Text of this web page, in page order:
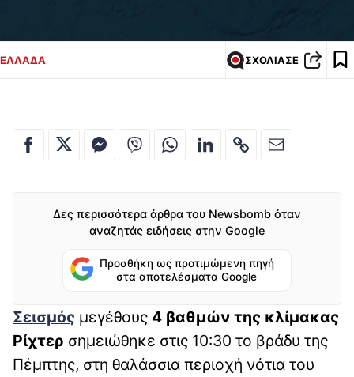
ΕΛΛΑΔΑ ΣΧΟΛΙΑΣΕ
Δες περισσότερα άρθρα του Newsbomb όταν
αναζητάς ειδήσεις στην Google
Προσθήκη ως προτιμώμενη πηγή
στα αποτελέσματα Google
Σεισμός μεγέθους 4 βαθμών της κλίμακας
Ρίχτερ σημειώθηκε στις 10:30 το βράδυ της
Πέμπτης, στη θαλάσσια περιοχή νότια του